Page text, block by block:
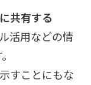
共有する
活用などの情
すことにもな